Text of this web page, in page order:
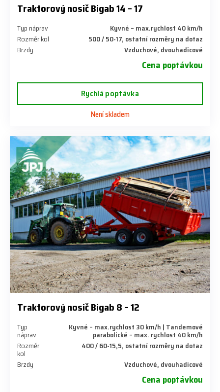
Traktorový nosič Bigab 14 – 17
Typ náprav
Kyvné – max.rychlost 40 km/h
Rozměr kol
500 / 50-17, ostatní rozměry na dotaz
Brzdy
Vzduchové, dvouhadicové
Cena poptávkou
Rychlá poptávka
Není skladem
Traktorový nosič Bigab 8 – 12
Typ
náprav
Kyvné – max.rychlost 30 km/h | Tandemové
parabolické – max. rychlost 40 km/h
Rozměr
kol
400 / 60-15,5, ostatní rozměry na dotaz
Brzdy
Vzduchové, dvouhadicové
Cena poptávkou